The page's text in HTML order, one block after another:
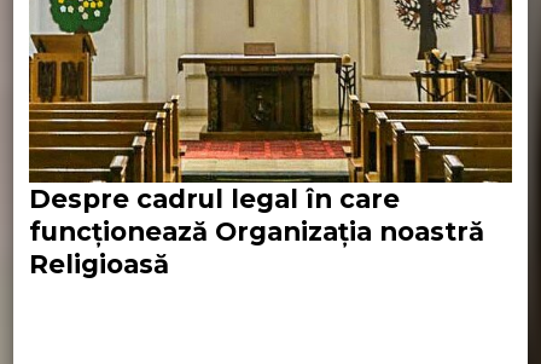
Despre cadrul legal în care
funcționează Organizația noastră
Religioasă